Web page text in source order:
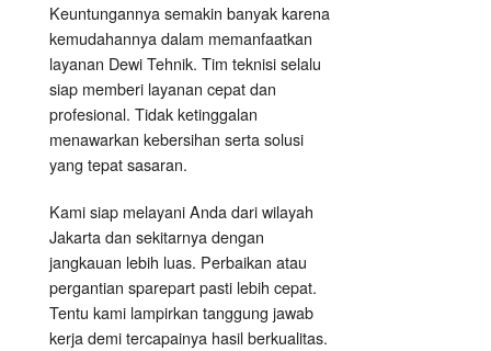
Keuntungannya semakin banyak karena
kemudahannya dalam memanfaatkan
layanan Dewi Tehnik. Tim teknisi selalu
siap memberi layanan cepat dan
profesional. Tidak ketinggalan
menawarkan kebersihan serta solusi
yang tepat sasaran.
Kami siap melayani Anda dari wilayah
Jakarta dan sekitarnya dengan
jangkauan lebih luas. Perbaikan atau
pergantian sparepart pasti lebih cepat.
Tentu kami lampirkan tanggung jawab
kerja demi tercapainya hasil berkualitas.